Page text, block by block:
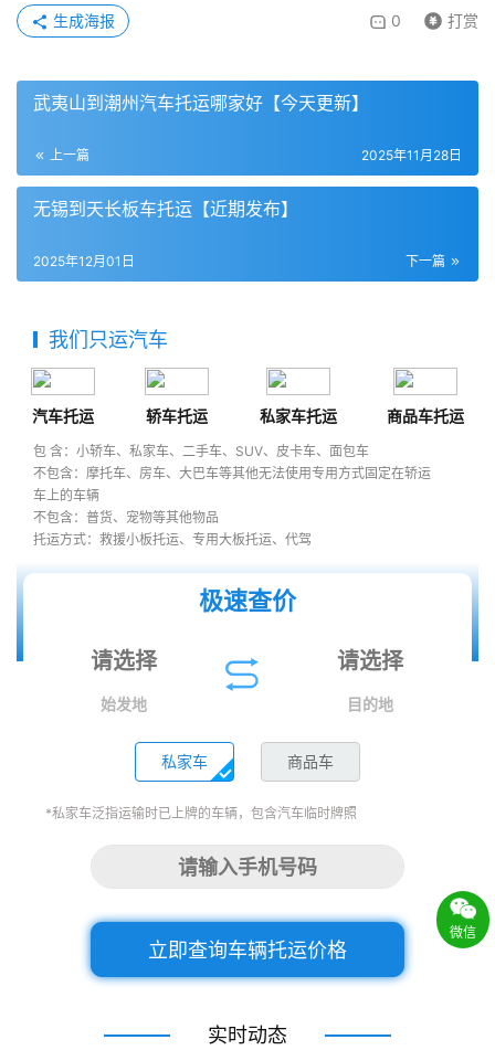
0 打赏
生成海报
武夷山到潮州汽车托运哪家好【今天更新】
上一篇 2025年11月28日
无锡到天长板车托运【近期发布】
下一篇
2025年12月01日
我们只运汽车
汽车托运 轿车托运 私家车托运 商品车托运
包 含：小轿车、私家车、二手车、SUV、皮卡车、面包车
不包含：摩托车、房车、大巴车等其他无法使用专用方式固定在轿运
车上的车辆
不包含：普货、宠物等其他物品
托运方式：救援小板托运、专用大板托运、代驾
极速查价
始发地 目的地
私家车 商品车
*私家车泛指运输时已上牌的车辆，包含汽车临时牌照
立即查询车辆托运价格
实时动态
微信